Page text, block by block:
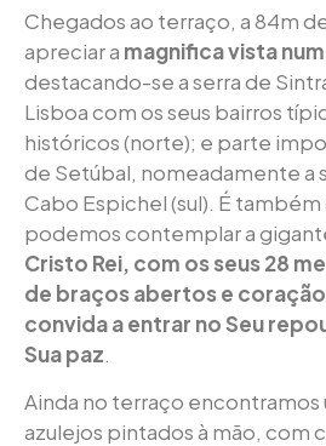
Chegados ao terraço, a 84m
apreciar a magnifica vista
destacando-se a serra de
Lisboa com os seus bairros
históricos (norte); e parte
de Setúbal, nomeadamente a
Cabo Espichel (sul). É
podemos contemplar a
Cristo Rei, com os seus 28
de braços abertos e
convida a entrar no Seu
Sua paz.
Ainda no terraço encontramos
azulejos pintados à mão, com